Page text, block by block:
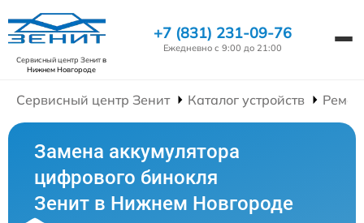
Сервисный центр Зенитв
Нижнем Новгороде
+7 (831) 231-09-76
Ежедневно с 9:00 до 21:00
Сервисный центр Зенит Каталог устройств
Замена аккумулятора
цифрового бинокля
Зенит в Нижнем Новгороде